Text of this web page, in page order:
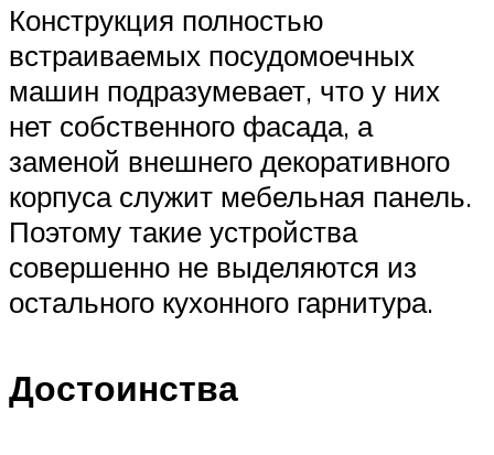
Конструкция полностью
встраиваемых посудомоечных
машин подразумевает, что у них
нет собственного фасада, а
заменой внешнего декоративного
корпуса служит мебельная панель.
Поэтому такие устройства
совершенно не выделяются из
остального кухонного гарнитура.
Достоинства